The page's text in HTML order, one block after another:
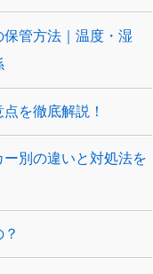
管方法｜温度・湿
を徹底解説！
ー別の違いと対処法を